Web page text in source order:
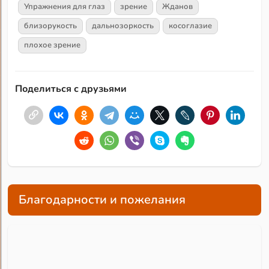
Упражнения для глаз зрение
Жданов
близорукость
дальнозоркость
косоглазие
плохое зрение
Поделиться с друзьями
Благодарности и пожелания